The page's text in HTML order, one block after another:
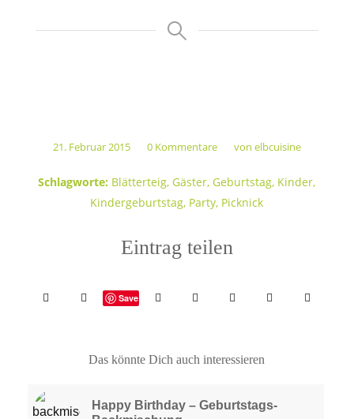
21. Februar 2015
/ 0 Kommentare
/ von elbcuisine
Schlagworte: Blätterteig, Gäster, Geburtstag, Kinder,
Kindergeburtstag, Party, Picknick
Eintrag teilen
Save
Das könnte Dich auch interessieren
Happy Birthday – Geburtstags-